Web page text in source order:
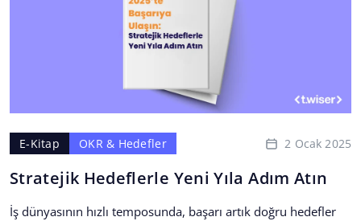
E-Kitap OKR & Hedefler 2 Ocak 2025
Stratejik Hedeflerle Yeni Yıla Adım Atın
İş dünyasının hızlı temposunda, başarı artık doğru hedefler